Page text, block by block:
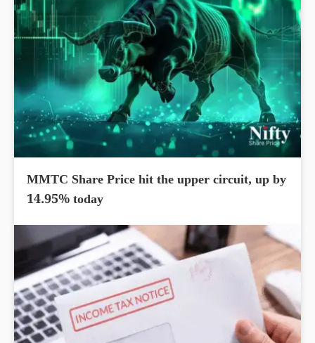
MMTC Share Price hit the upper circuit, up by
14.95% today